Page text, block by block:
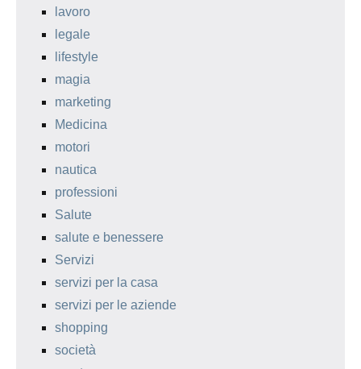
lavoro
legale
lifestyle
magia
marketing
Medicina
motori
nautica
professioni
Salute
salute e benessere
Servizi
servizi per la casa
servizi per le aziende
shopping
società